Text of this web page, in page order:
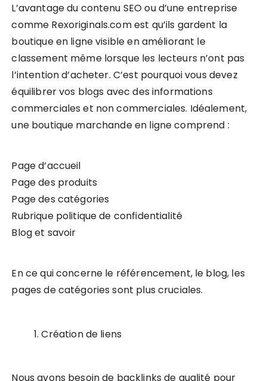
L’avantage du contenu SEO ou d’une entreprise
comme Rexoriginals.com est qu’ils gardent la
boutique en ligne visible en améliorant le
classement même lorsque les lecteurs n’ont pas
l’intention d’acheter. C’est pourquoi vous devez
équilibrer vos blogs avec des informations
commerciales et non commerciales. Idéalement,
une boutique marchande en ligne comprend :
Page d’accueil
Page des produits
Page des catégories
Rubrique politique de confidentialité
Blog et savoir
En ce qui concerne le référencement, le blog, les
pages de catégories sont plus cruciales.
Création de liens
Nous avons besoin de backlinks de qualité pour